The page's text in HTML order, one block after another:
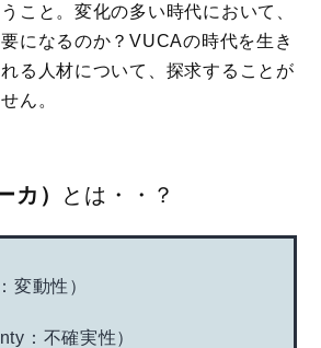
こと。変化の多い時代において、
になるのか？VUCAの時代を生き
る人材について、探求することが
ん。
カ） とは・・？
変動性）
：不確実性）